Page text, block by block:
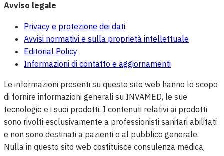
Avviso legale
Privacy e protezione dei dati
Avvisi normativi e sulla proprietà intellettuale
Editorial Policy
Informazioni di contatto e aggiornamenti
Le informazioni presenti su questo sito web hanno lo scopo
di fornire informazioni generali su INVAMED, le sue
tecnologie e i suoi prodotti. I contenuti relativi ai prodotti
sono rivolti esclusivamente a professionisti sanitari abilitati
e non sono destinati a pazienti o al pubblico generale.
Nulla in questo sito web costituisce consulenza medica,